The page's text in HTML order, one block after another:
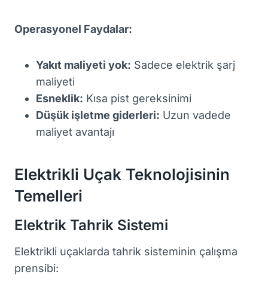
Operasyonel Faydalar:
Yakıt maliyeti yok: Sadece elektrik şarj
maliyeti
Esneklik: Kısa pist gereksinimi
Düşük işletme giderleri: Uzun vadede
maliyet avantajı
Elektrikli Uçak Teknolojisinin
Temelleri
Elektrik Tahrik Sistemi
Elektrikli uçaklarda tahrik sisteminin çalışma
prensibi: